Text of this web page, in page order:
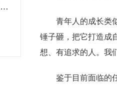
青年人的成长类
锤子砸，把它打造成
想、有追求的人。我
鉴于目前面临的